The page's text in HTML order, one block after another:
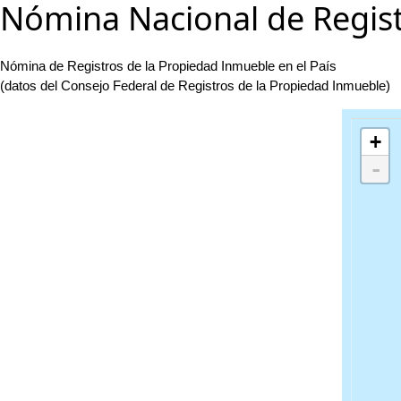
Nómina Nacional de
Nómina de Registros de la Propiedad Inmueble en el País
(datos del Consejo Federal de Registros de la Propiedad Inmueble)